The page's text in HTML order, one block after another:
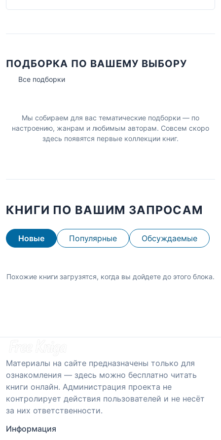
ПОДБОРКА ПО ВАШЕМУ ВЫБОРУ
Все подборки
Мы собираем для вас тематические подборки — по
настроению, жанрам и любимым авторам. Совсем скоро
здесь появятся первые коллекции книг.
КНИГИ ПО ВАШИМ ЗАПРОСАМ
Новые Популярные Обсуждаемые
Похожие книги загрузятся, когда вы дойдете до этого блока.
Материалы на сайте предназначены только для
ознакомления — здесь можно бесплатно читать
книги онлайн. Администрация проекта не
контролирует действия пользователей и не несёт
за них ответственности.
Информация